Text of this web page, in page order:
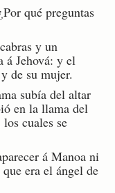
qué preguntas
y un
á Jehová: y el
de su mujer.
subía del altar
en la llama del
cuales se
á Manoa ni
era el ángel de